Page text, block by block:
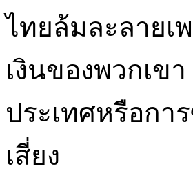
ไทยล้มละลายเ
เงินของพวกเข
ประเทศหรือกา
เสี่ยง